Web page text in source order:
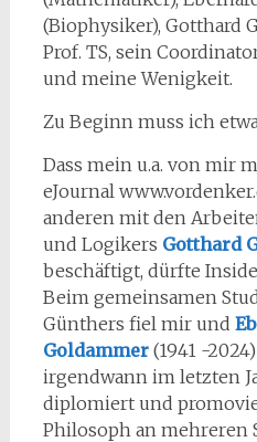
(Biophysiker), Gotthard
Prof. TS, sein
und meine Wenigkeit.
Zu Beginn muss ich
Dass mein u.a. von mir
eJournal
anderen mit den
und Logikers Gotthard
beschäftigt, dürfte
Beim gemeinsamen
Günthers fiel mir und
Goldammer(1941 -
irgendwann im letzten
diplomiert und
Philosoph an mehreren